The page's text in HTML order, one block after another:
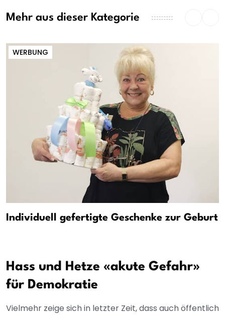
Mehr aus dieser Kategorie
WERBUNG
Individuell gefertigte Geschenke zur Geburt
Hass und Hetze «akute Gefahr»
für Demokratie
Vielmehr zeige sich in letzter Zeit, dass auch öffentlich